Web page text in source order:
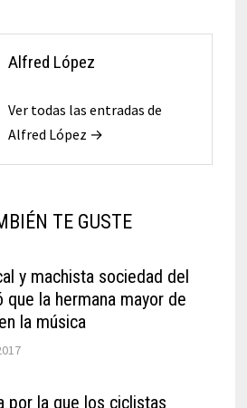
Alfred López
Ver todas las entradas de
Alfred López →
TE GUSTE
y machista sociedad del
la hermana mayor de
la música
por la que los ciclistas